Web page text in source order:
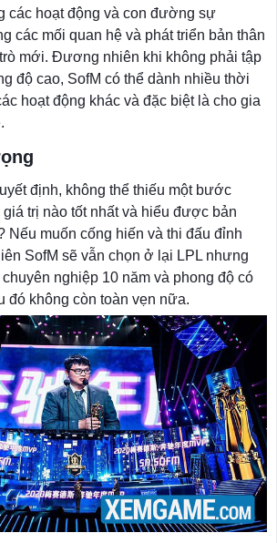
các hoạt động và con đường sự
các mối quan hệ và phát triển bản thân
mới. Đương nhiên khi không phải tập
độ cao, SofM có thể dành nhiều thời
hoạt động khác và đặc biệt là cho gia
định, không thể thiếu một bước
trị nào tốt nhất và hiểu được bản
Nếu muốn cống hiến và thi đấu đỉnh
SofM sẽ vẫn chọn ở lại LPL nhưng
nghiệp 10 năm và phong độ có
đó không còn toàn vẹn nữa.